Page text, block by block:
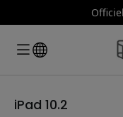
iPad 10.2